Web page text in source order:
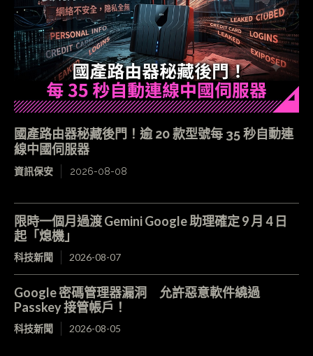
國產路由器秘藏後門！逾 20 款型號每 35 秒自動連
線中國伺服器
資訊保安 2026-08-08
限時一個月過渡 Gemini Google 助理確定 9 月 4 日
起「熄機」
科技新聞 2026-08-07
Google 密碼管理器漏洞 允許惡意軟件繞過
Passkey 接管帳戶！
科技新聞 2026-08-05